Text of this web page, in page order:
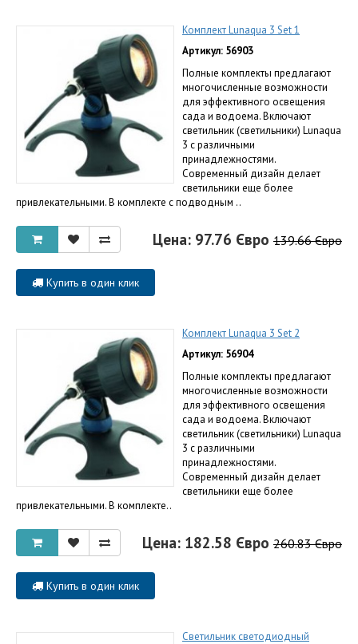
Комплект Lunaqua 3 Set 1
Артикул: 56903
Полные комплекты предлагают
многочисленные возможности
для эффективного освещения
сада и водоема. Включают
светильник (светильники) Lunaqua
3 c различными
принадлежностями.
Современный дизайн делает
светильники еще более
привлекательными. В комплекте с подводным ..
Цена: 97.76 Євро 139.66 Євро
Купить в один клик
Комплект Lunaqua 3 Set 2
Артикул: 56904
Полные комплекты предлагают
многочисленные возможности
для эффективного освещения
сада и водоема. Включают
светильник (светильники) Lunaqua
3 c различными
принадлежностями.
Современный дизайн делает
светильники еще более
привлекательными. В комплекте..
Цена: 182.58 Євро 260.83 Євро
Купить в один клик
Светильник светодиодный